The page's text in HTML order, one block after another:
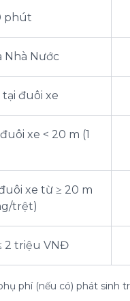
phút
Nhà Nước
đuôi xe
xe < 20 m (1
xe từ ≥ 20 m
trệt)
2 triệu VNĐ
phí (nếu có) phát sinh